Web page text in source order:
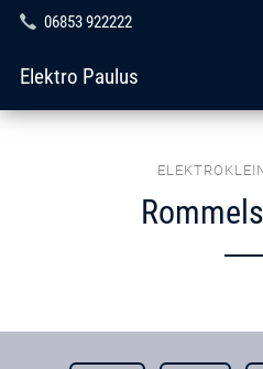
06853 922222
Elektro Paulus